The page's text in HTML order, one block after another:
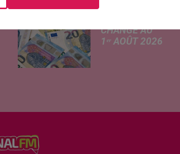
CHANGE AU
1ᵉʳ AOÛT 2026
de frein sur le